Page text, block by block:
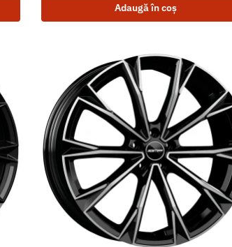
Adaugă în coș